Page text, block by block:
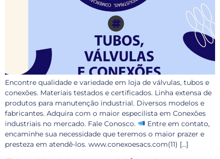
Encontre qualidade e variedade em loja de válvulas, tubos e
conexões. Materiais testados e certificados. Linha extensa de
produtos para manutenção industrial. Diversos modelos e
fabricantes. Adquira com o maior especilista em Conexões
industriais no mercado. Fale Conosco.
Entre em contato,
encaminhe sua necessidade que teremos o maior prazer e
presteza em atendê-los. www.conexoesacs.com(11) […]